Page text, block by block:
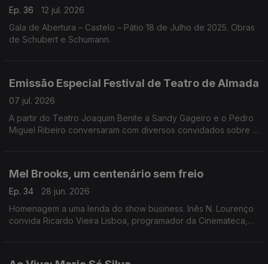
Ep. 36
12 jul. 2026
Gala de Abertura – Castelo – Pátio 18 de Julho de 2025. Obras
de Schubert e Schumann.
Emissão Especial Festival de Teatro de Almada
07 jul. 2026
A partir do Teatro Joaquim Benite a Sandy Gageiro e o Pedro
Miguel Ribeiro conversaram com diversos convidados sobre o
Mel Brooks, um centenário sem freio
Ep. 34
28 jun. 2026
Homenagem a uma lenda do show business. Inês N. Lourenço
convida Ricardo Vieira Lisboa, programador da Cinemateca,